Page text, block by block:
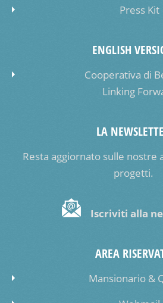
Press Kit
ENGLISH
Cooperativa di
Linking
LA
Resta aggiornato sulle nostre
progetti.
Iscriviti alla
AREA
Mansionario &